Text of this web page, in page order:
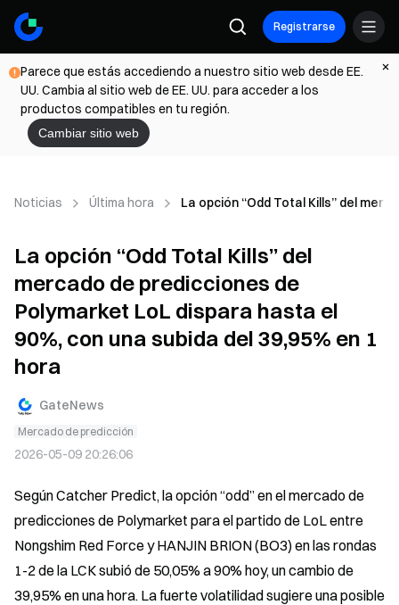
Registrarse
Parece que estás accediendo a nuestro sitio web desde EE.
UU. Cambia al sitio web de EE. UU. para acceder a los
productos compatibles en tu región.
Cambiar sitio web
Noticias Última hora La opción “Odd Total Kills” del
La opción “Odd Total Kills” del
mercado de predicciones de
Polymarket LoL dispara hasta el
90%, con una subida del 39,95% en 1
hora
GateNews
Mercado de predicción
2026-05-09 20:26:06
Según Catcher Predict, la opción “odd” en el mercado de
predicciones de Polymarket para el partido de LoL entre
Nongshim Red Force y HANJIN BRION (BO3) en las rondas
1-2 de la LCK subió de 50,05% a 90% hoy, un cambio de
39,95% en una hora. La fuerte volatilidad sugiere una posible